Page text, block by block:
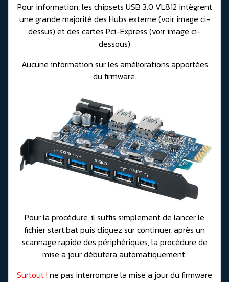
Pour information, les chipsets USB 3.0 VL812 intègrent
une grande majorité des Hubs externe (voir image ci-
dessus) et des cartes Pci-Express (voir image ci-
dessous)
Aucune information sur les améliorations apportées
du firmware.
Pour la procédure, il suffis simplement de lancer le
fichier start.bat puis cliquez sur continuer, après un
scannage rapide des périphériques, la procédure de
mise a jour débutera automatiquement.
Surtout ! ne pas interrompre la mise a jour du firmware